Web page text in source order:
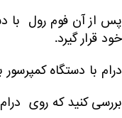
پس از آن فوم رول با
خود قرار گیرد.
درام با دستگاه
بررسی کنید که روی